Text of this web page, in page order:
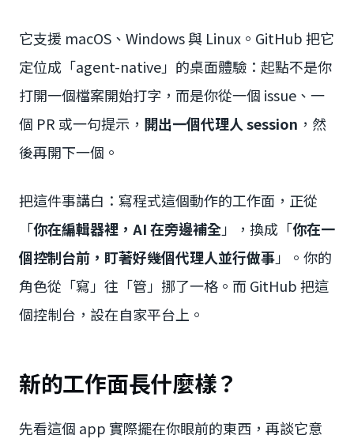
它支援 macOS、Windows 與 Linux。GitHub 把它
定位成「agent-native」的桌面體驗：起點不是你
打開一個檔案開始打字，而是你從一個 issue、一
個 PR 或一句提示， 開出一個代理人 session ，然
後再開下一個。
把這件事講白：寫程式這個動作的工作面，正從
「你在編輯器裡，AI 在旁邊補全」，換成「你在一
個控制台前，盯著好幾個代理人並行做事」。你的
角色從「寫」往「管」挪了一格。而 GitHub 把這
個控制台，設在自家平台上。
新的工作面長什麼樣？
先看這個 app 實際擺在你眼前的東西，再談它意